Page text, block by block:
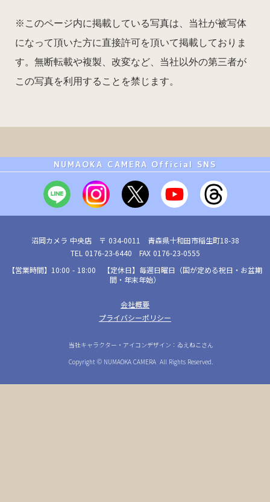
※このページ内に掲載している写真は、当社が被写体
になって頂いた方に直接許可を頂いて掲載しておりま
す。無断転載や複製、改変など、当社以外の第三者が
この写真を利用することを禁じます。
NUMAOKA CAMERA Official SNS
沼岡カメラ 中央店 〒 034-0011 青森県十和田市稲生町18-38
TEL 0176-23-6440 FAX 0176-23-0555
【営業時間】10:00 - 18:00 【定休日】毎週日曜日（国が定める祝日・お盆期
間・年末年始）
会社概要
プライバシーポリシー
当社キャラクター・アイコンデザイン：ゐえねこさん
Copyright © NUMAOKA CAMERA All Rights Reserved.